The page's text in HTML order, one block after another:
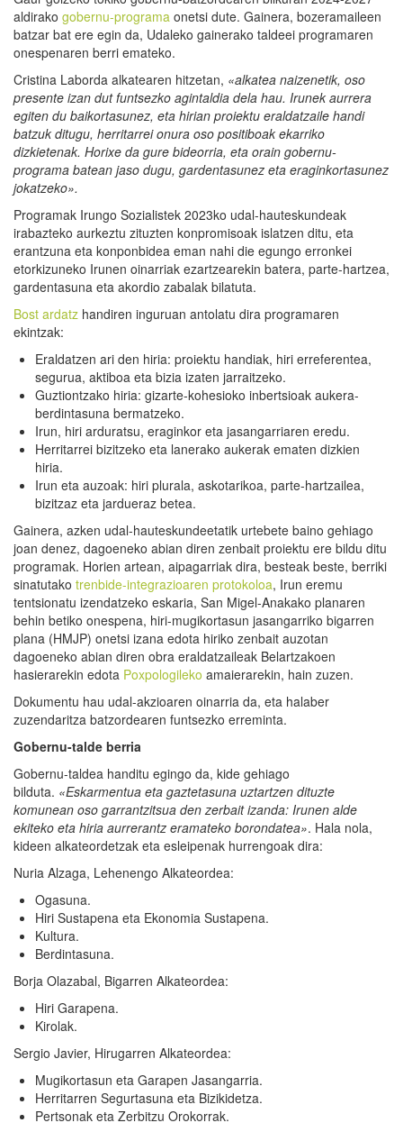
aldirako gobernu-programa onetsi dute. Gainera, bozeramaileen
batzar bat ere egin da, Udaleko gainerako taldeei programaren
onespenaren berri emateko.
Cristina Laborda alkatearen hitzetan, «alkatea naizenetik, oso
presente izan dut funtsezko agintaldia dela hau. Irunek aurrera
egiten du baikortasunez, eta hirian proiektu eraldatzaile handi
batzuk ditugu, herritarrei onura oso positiboak ekarriko
dizkietenak. Horixe da gure bideorria, eta orain gobernu-
programa batean jaso dugu, gardentasunez eta eraginkortasunez
jokatzeko».
Programak Irungo Sozialistek 2023ko udal-hauteskundeak
irabazteko aurkeztu zituzten konpromisoak islatzen ditu, eta
erantzuna eta konponbidea eman nahi die egungo erronkei
etorkizuneko Irunen oinarriak ezartzearekin batera, parte-hartzea,
gardentasuna eta akordio zabalak bilatuta.
Bost ardatz handiren inguruan antolatu dira programaren
ekintzak:
Eraldatzen ari den hiria: proiektu handiak, hiri erreferentea,
segurua, aktiboa eta bizia izaten jarraitzeko.
Guztiontzako hiria: gizarte-kohesioko inbertsioak aukera-
berdintasuna bermatzeko.
Irun, hiri arduratsu, eraginkor eta jasangarriaren eredu.
Herritarrei bizitzeko eta lanerako aukerak ematen dizkien
hiria.
Irun eta auzoak: hiri plurala, askotarikoa, parte-hartzailea,
bizitzaz eta jardueraz betea.
Gainera, azken udal-hauteskundeetatik urtebete baino gehiago
joan denez, dagoeneko abian diren zenbait proiektu ere bildu ditu
programak. Horien artean, aipagarriak dira, besteak beste, berriki
sinatutako trenbide-integrazioaren protokoloa, Irun eremu
tentsionatu izendatzeko eskaria, San Migel-Anakako planaren
behin betiko onespena, hiri-mugikortasun jasangarriko bigarren
plana (HMJP) onetsi izana edota hiriko zenbait auzotan
dagoeneko abian diren obra eraldatzaileak Belartzakoen
hasierarekin edota Poxpologileko amaierarekin, hain zuzen.
Dokumentu hau udal-akzioaren oinarria da, eta halaber
zuzendaritza batzordearen funtsezko erreminta.
Gobernu-talde berria
Gobernu-taldea handitu egingo da, kide gehiago
bilduta. «Eskarmentua eta gaztetasuna uztartzen dituzte
komunean oso garrantzitsua den zerbait izanda: Irunen alde
ekiteko eta hiria aurrerantz eramateko borondatea». Hala nola,
kideen alkateordetzak eta esleipenak hurrengoak dira:
Nuria Alzaga, Lehenengo Alkateordea:
Ogasuna.
Hiri Sustapena eta Ekonomia Sustapena.
Kultura.
Berdintasuna.
Borja Olazabal, Bigarren Alkateordea:
Hiri Garapena.
Kirolak.
Sergio Javier, Hirugarren Alkateordea:
Mugikortasun eta Garapen Jasangarria.
Herritarren Segurtasuna eta Bizikidetza.
Pertsonak eta Zerbitzu Orokorrak.